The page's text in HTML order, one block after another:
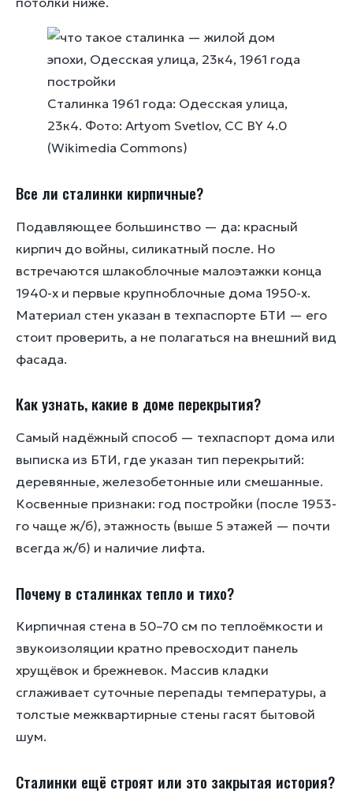
Сталинка 1961 года: Одесская улица,
23к4. Фото: Artyom Svetlov, CC BY 4.0
(Wikimedia Commons)
Все ли сталинки кирпичные?
Подавляющее большинство — да: красный
кирпич до войны, силикатный после. Но
встречаются шлакоблочные малоэтажки конца
1940-х и первые крупноблочные дома 1950-х.
Материал стен указан в техпаспорте БТИ — его
стоит проверить, а не полагаться на внешний вид
фасада.
Как узнать, какие в доме перекрытия?
Самый надёжный способ — техпаспорт дома или
выписка из БТИ, где указан тип перекрытий:
деревянные, железобетонные или смешанные.
Косвенные признаки: год постройки (после 1953-
го чаще ж/б), этажность (выше 5 этажей — почти
всегда ж/б) и наличие лифта.
Почему в сталинках тепло и тихо?
Кирпичная стена в 50–70 см по теплоёмкости и
звукоизоляции кратно превосходит панель
хрущёвок и брежневок. Массив кладки
сглаживает суточные перепады температуры, а
толстые межквартирные стены гасят бытовой
шум.
Сталинки ещё строят или это закрытая история?